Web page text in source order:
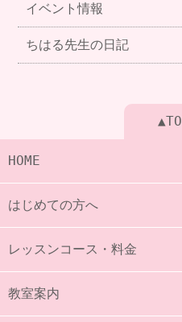
イベント情報
ちはる先生の日記
HOME
はじめての方へ
レッスンコース・料金
教室案内